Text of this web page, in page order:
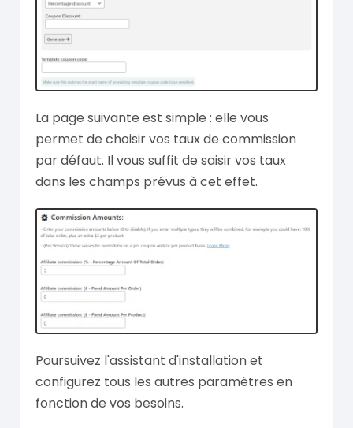
La page suivante est simple : elle vous
permet de choisir vos taux de commission
par défaut. Il vous suffit de saisir vos taux
dans les champs prévus à cet effet.
Poursuivez l'assistant d'installation et
configurez tous les autres paramètres en
fonction de vos besoins.